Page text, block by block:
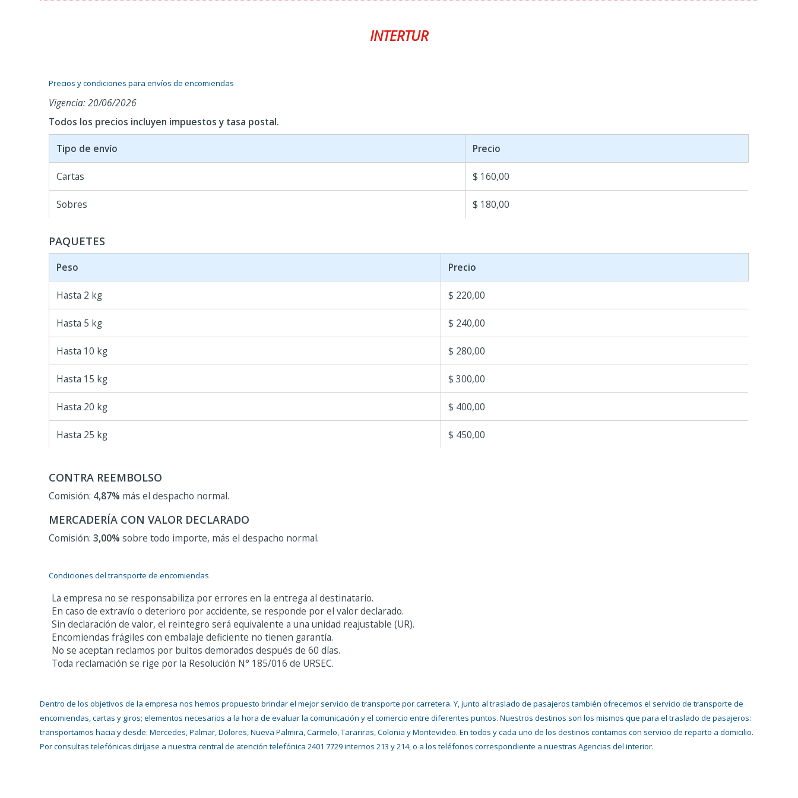
INTERTUR
Precios y condiciones para envíos de encomiendas
Vigencia: 20/06/2026
Todos los precios incluyen impuestos y tasa postal.
Tipo de envío Precio
Cartas $ 160,00
Sobres $ 180,00
PAQUETES
Peso Precio
Hasta 2 kg $ 220,00
Hasta 5 kg $ 240,00
Hasta 10 kg $ 280,00
Hasta 15 kg $ 300,00
Hasta 20 kg $ 400,00
Hasta 25 kg $ 450,00
CONTRA REEMBOLSO
Comisión: 4,87% más el despacho normal.
MERCADERÍA CON VALOR DECLARADO
Comisión:3,00% sobre todo importe, más el despacho normal.
Condiciones del transporte de encomiendas
La empresa no se responsabiliza por errores en la entrega al destinatario.
En caso de extravío o deterioro por accidente, se responde por el valor declarado.
Sin declaración de valor, el reintegro será equivalente a una unidad reajustable (UR).
Encomiendas frágiles con embalaje deficiente no tienen garantía.
No se aceptan reclamos por bultos demorados después de 60 días.
Toda reclamación se rige por la Resolución N° 185/016 de URSEC.
Dentro de los objetivos de la empresa nos hemos propuesto brindar el mejor servicio de transporte por carretera. Y, junto al traslado de pasajeros también ofrecemos el servicio de transporte de
encomiendas, cartas y giros; elementos necesarios a la hora de evaluar la comunicación y el comercio entre diferentes puntos. Nuestros destinos son los mismos que para el traslado de pasajeros:
transportamos hacia y desde: Mercedes, Palmar, Dolores, Nueva Palmira, Carmelo, Tarariras, Colonia y Montevideo. En todos y cada uno de los destinos contamos con servicio de reparto a domicilio.
Por consultas telefónicas diríjase a nuestra central de atención telefónica 2401 7729 internos 213 y 214, o a los teléfonos correspondiente a nuestras Agencias del interior.